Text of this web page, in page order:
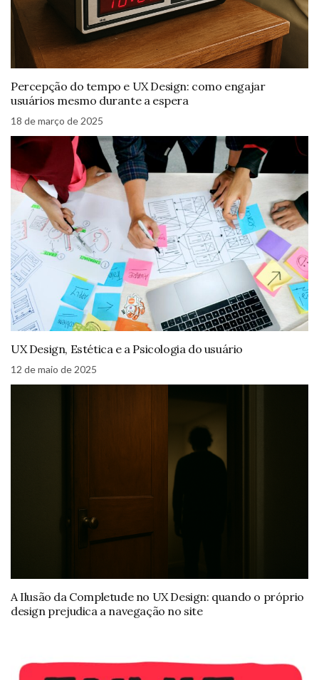
Percepção do tempo e UX Design: como engajar
usuários mesmo durante a espera
18 de março de 2025
UX Design, Estética e a Psicologia do usuário
12 de maio de 2025
A Ilusão da Completude no UX Design: quando o próprio
design prejudica a navegação no site